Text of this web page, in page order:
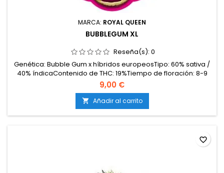
MARCA: ROYAL QUEEN
BUBBLEGUM XL
Reseña(s): 0
Genética: Bubble Gum x híbridos europeosTipo: 60% sativa /
40% índicaContenido de THC: 19%Tiempo de floración: 8-9
semanasProducción en interior: 500-600 g/m²Producción en
exterior: 600-650 g/plantaAltura: 80-140 cm en interior; hasta
200 cm en exteriorAromas y sabores: Dulces y afrutados
(chicle, frutos rojos) con notas florales y...
9,00 €
 Añadir al carrito
favorite_border